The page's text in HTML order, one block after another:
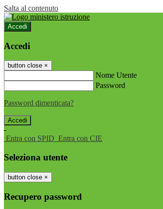
Salta al contenuto
Accedi
Accedi
button close ×
Nome Utente
Password
Password dimenticata?
-
Entra con SPID Entra con CIE
Seleziona utente
button close ×
Recupero password